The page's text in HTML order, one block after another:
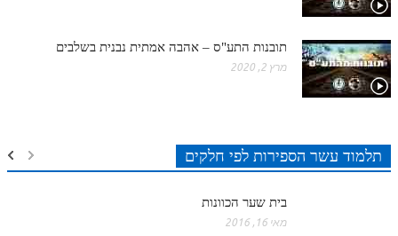
תובנות התע"ס – אהבה אמתית נבנית בשלבים
מרץ 2, 2020
תלמוד עשר הספירות לפי חלקים
בית שער הכוונות
מאי 16, 2016